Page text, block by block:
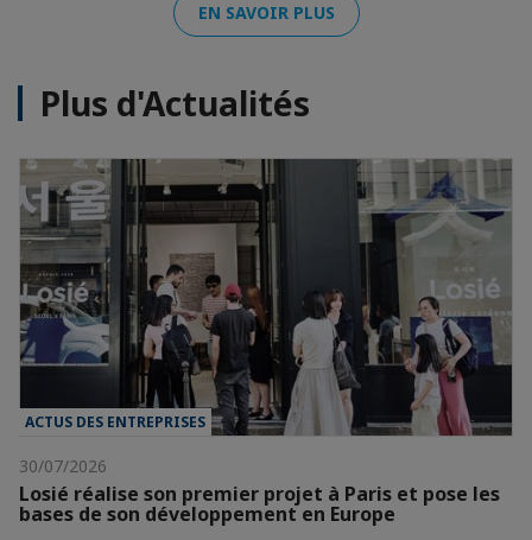
EN SAVOIR PLUS
Plus d'Actualités
ACTUS DES ENTREPRISES
30/07/2026
Losié réalise son premier projet à Paris et pose les
bases de son développement en Europe